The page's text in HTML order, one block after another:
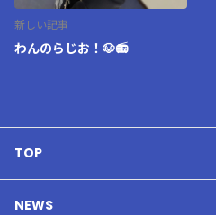
新しい記事
わんのらじお！🐶📻
TOP
NEWS